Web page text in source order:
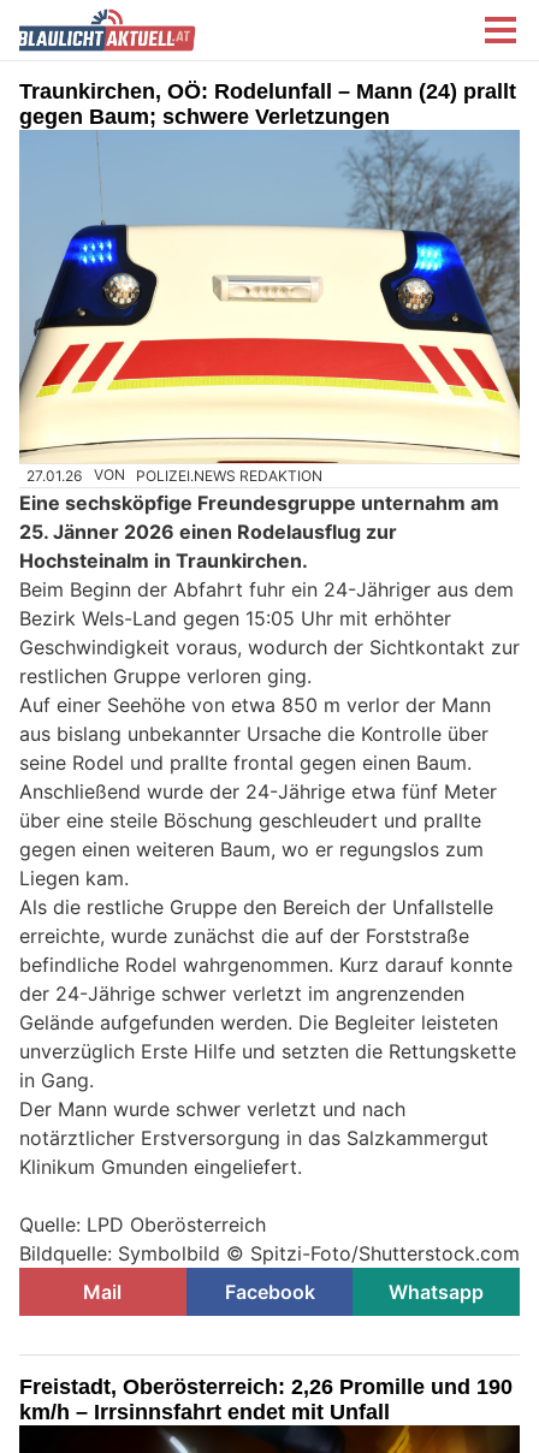
Traunkirchen, OÖ: Rodelunfall – Mann (24) prallt
gegen Baum; schwere Verletzungen
27.01.26 VON POLIZEI.NEWS REDAKTION
Eine sechsköpfige Freundesgruppe unternahm am
25. Jänner 2026 einen Rodelausflug zur
Hochsteinalm in Traunkirchen.
Beim Beginn der Abfahrt fuhr ein 24-Jähriger aus dem
Bezirk Wels-Land gegen 15:05 Uhr mit erhöhter
Geschwindigkeit voraus, wodurch der Sichtkontakt zur
restlichen Gruppe verloren ging.
Auf einer Seehöhe von etwa 850 m verlor der Mann
aus bislang unbekannter Ursache die Kontrolle über
seine Rodel und prallte frontal gegen einen Baum.
Anschließend wurde der 24-Jährige etwa fünf Meter
über eine steile Böschung geschleudert und prallte
gegen einen weiteren Baum, wo er regungslos zum
Liegen kam.
Als die restliche Gruppe den Bereich der Unfallstelle
erreichte, wurde zunächst die auf der Forststraße
befindliche Rodel wahrgenommen. Kurz darauf konnte
der 24-Jährige schwer verletzt im angrenzenden
Gelände aufgefunden werden. Die Begleiter leisteten
unverzüglich Erste Hilfe und setzten die Rettungskette
in Gang.
Der Mann wurde schwer verletzt und nach
notärztlicher Erstversorgung in das Salzkammergut
Klinikum Gmunden eingeliefert.
Quelle: LPD Oberösterreich
Bildquelle: Symbolbild © Spitzi-Foto/Shutterstock.com
Mail
Facebook Whatsapp
Freistadt, Oberösterreich: 2,26 Promille und 190
km/h – Irrsinnsfahrt endet mit Unfall